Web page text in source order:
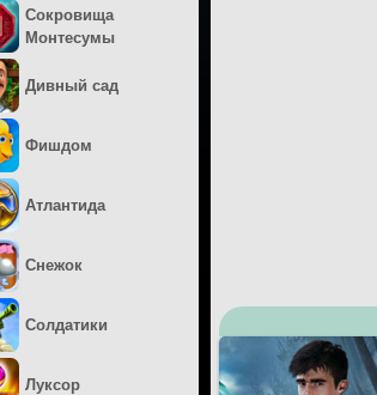
Сокровища
Монтесумы
Дивный сад
Фишдом
Атлантида
Снежок
Солдатики
Луксор